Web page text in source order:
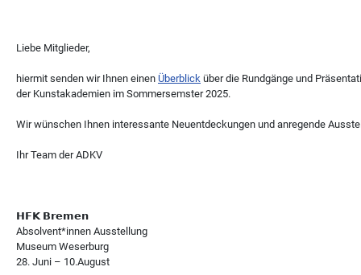
Liebe Mitglieder,
hiermit senden wir Ihnen einen Überblick über die Rundgänge und
der Kunstakademien im Sommersemster 2025.
Wir wünschen Ihnen interessante Neuentdeckungen und anregende
Ihr Team der ADKV
𝗛𝗙𝗞 𝗕𝗿𝗲𝗺𝗲𝗻
Absolvent*innen Ausstellung
Museum Weserburg
28. Juni – 10.August